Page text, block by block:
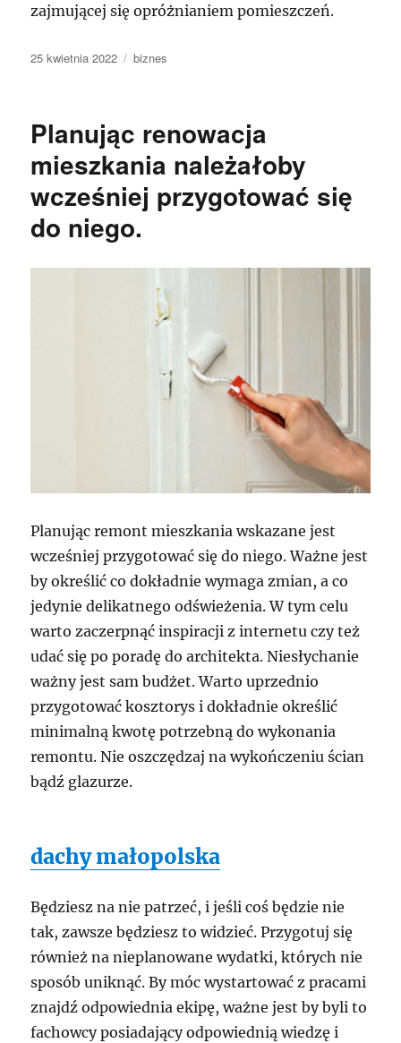
zajmującej się opróżnianiem pomieszczeń.
Data
25 kwietnia 2022 Kategorie
biznes
Planując renowacja
mieszkania należałoby
wcześniej przygotować się
do niego.
Planując remont mieszkania wskazane jest
wcześniej przygotować się do niego. Ważne jest
by określić co dokładnie wymaga zmian, a co
jedynie delikatnego odświeżenia. W tym celu
warto zaczerpnąć inspiracji z internetu czy też
udać się po poradę do architekta. Niesłychanie
ważny jest sam budżet. Warto uprzednio
przygotować kosztorys i dokładnie określić
minimalną kwotę potrzebną do wykonania
remontu. Nie oszczędzaj na wykończeniu ścian
bądź glazurze.
dachy małopolska
Będziesz na nie patrzeć, i jeśli coś będzie nie
tak, zawsze będziesz to widzieć. Przygotuj się
również na nieplanowane wydatki, których nie
sposób uniknąć. By móc wystartować z pracami
znajdź odpowiednia ekipę, ważne jest by byli to
fachowcy posiadający odpowiednią wiedzę i